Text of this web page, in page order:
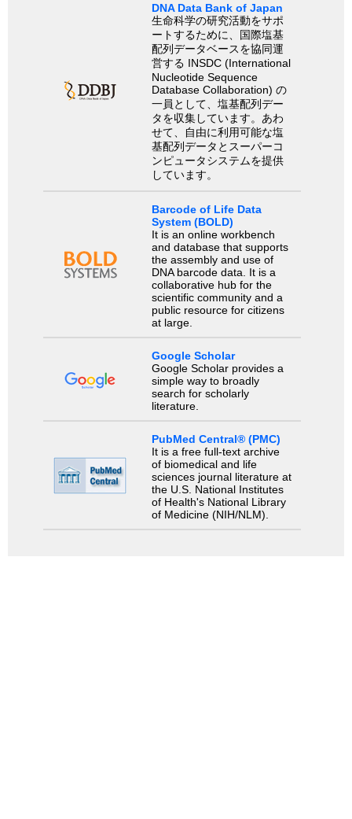
DNA Data Bank of Japan
生命科学の研究活動をサポ
ートするために、国際塩基
配列データベースを協同運
営する INSDC (International
Nucleotide Sequence
Database Collaboration) の
一員として、塩基配列デー
タを収集しています。あわ
せて、自由に利用可能な塩
基配列データとスーパーコ
ンピュータシステムを提供
しています。
Barcode of Life Data
System (BOLD)
It is an online workbench
and database that supports
the assembly and use of
DNA barcode data. It is a
collaborative hub for the
scientific community and a
public resource for citizens
at large.
Google Scholar
Google Scholar provides a
simple way to broadly
search for scholarly
literature.
PubMed Central® (PMC)
It is a free full-text archive
of biomedical and life
sciences journal literature at
the U.S. National Institutes
of Health's National Library
of Medicine (NIH/NLM).